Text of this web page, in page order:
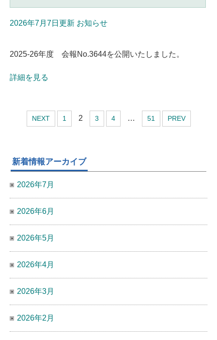
2026年7月7日更新 お知らせ
2025-26年度 会報No.3644を公開いたしました。
詳細を見る
NEXT 1 2 3 4 … 51 PREV
新着情報アーカイブ
2026年7月
2026年6月
2026年5月
2026年4月
2026年3月
2026年2月